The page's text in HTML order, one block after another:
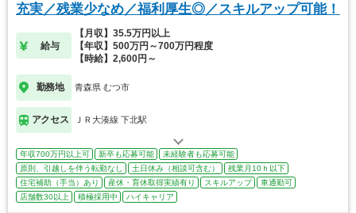
充実／残業少なめ／福利厚生◎／スキルアップ可能！
給与
【月収】35.5万円以上
【年収】500万円～700万円程度
【時給】2,600円～
勤務地 青森県 むつ市
アクセス ＪＲ大湊線 下北駅
年収700万円以上可 新卒も応募可能
未経験者も応募可能
原則、引越しを伴う転勤なし
土日休み（相談可含む）
残業月10ｈ以下
住宅補助（手当）あり
産休・育休取得実績有り スキルアップ
車通勤可
店舗数30以上
積極採用中 ハイキャリア